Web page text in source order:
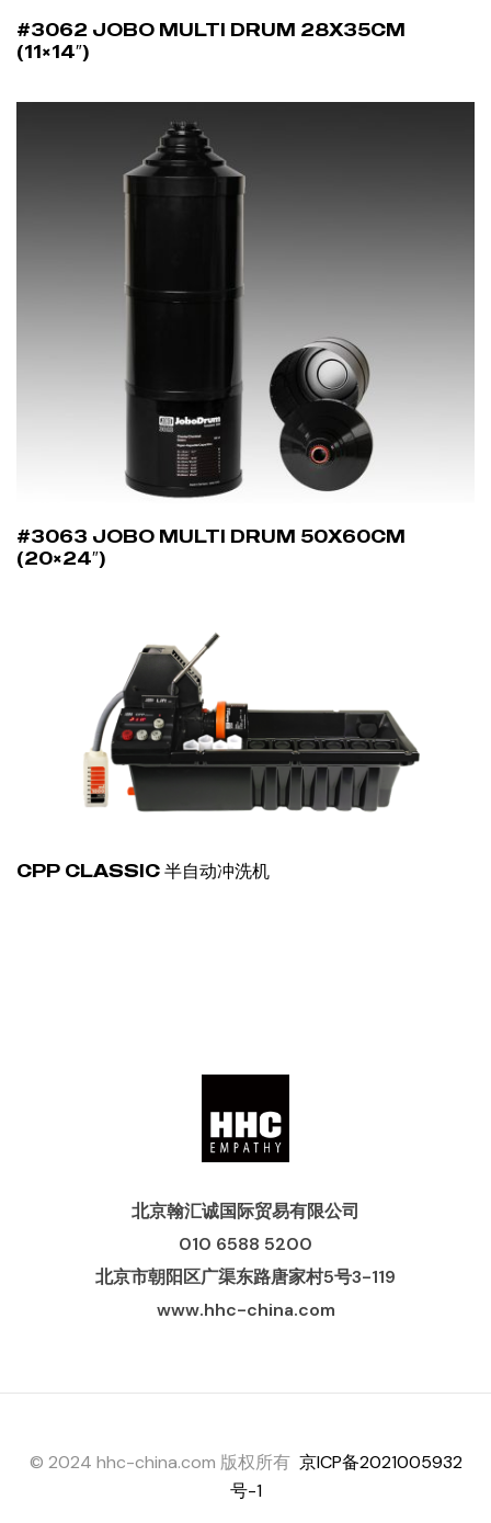
#3062 JOBO MULTI DRUM 28X35CM
(11×14″)
#3063 JOBO MULTI DRUM 50X60CM
(20×24″)
CPP CLASSIC 半自动冲洗机
北京翰汇诚国际贸易有限公司
010 6588 5200
北京市朝阳区广渠东路唐家村5号3-119
www.hhc-china.com
© 2024 hhc-china.com 版权所有 京ICP备2021005932
号-1